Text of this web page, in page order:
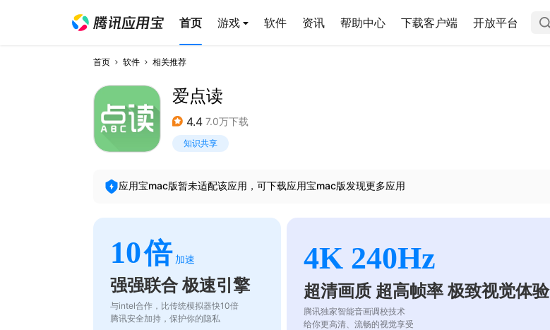
首页 游戏 软件 资讯 帮助中心 下载客户端 开放平台
首页 软件 相关推荐
爱点读
4.4 7.0万下载
知识共享
应用宝mac版暂未适配该应用，可下载应用宝mac版发现更多应用
10倍 加速
强强联合 极速引擎
与intel合作，比传统模拟器快10倍
腾讯安全加持，保护你的隐私
4K 240Hz
超清画质 超高帧率 极致视觉体验
腾讯独家智能音画调校技术
给你更高清、流畅的视觉享受